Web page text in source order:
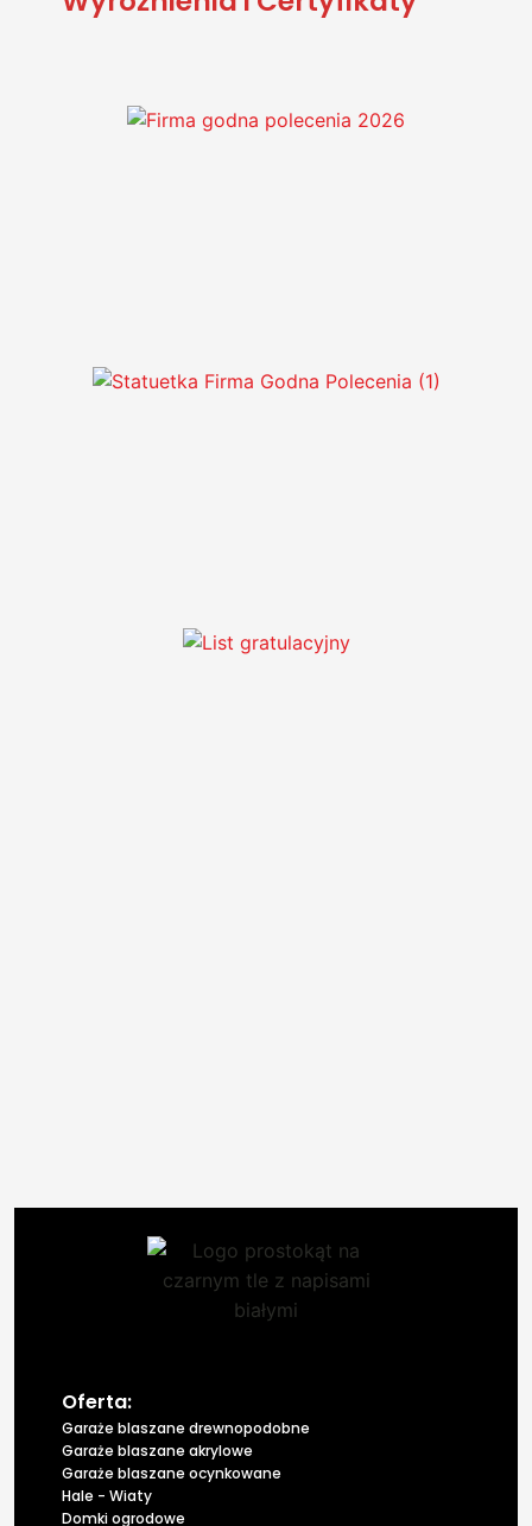
Oferta:
Garaże blaszane drewnopodobne
Garaże blaszane akrylowe
Garaże blaszane ocynkowane
Hale - Wiaty
Domki ogrodowe